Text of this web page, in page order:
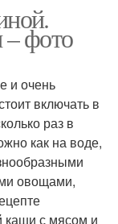
– фото
и очень
включать в
раз в
как на воде,
овощами,
каши с мясом и